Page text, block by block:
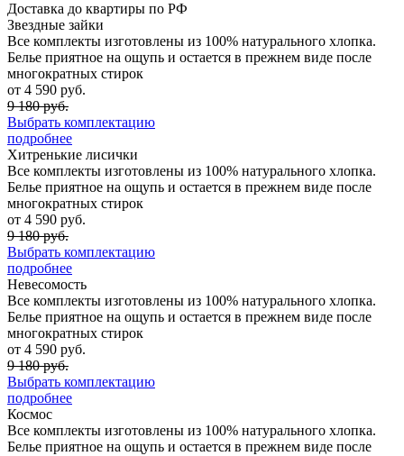
Доставка до квартиры по РФ
Звездные зайки
Все комплекты изготовлены из 100% натурального хлопка.
Белье приятное на ощупь и остается в прежнем виде после
многократных стирок
от 4 590 руб.
9 180 руб.
Выбрать комплектацию
подробнее
Хитренькие лисички
Все комплекты изготовлены из 100% натурального хлопка.
Белье приятное на ощупь и остается в прежнем виде после
многократных стирок
от 4 590 руб.
9 180 руб.
Выбрать комплектацию
подробнее
Невесомость
Все комплекты изготовлены из 100% натурального хлопка.
Белье приятное на ощупь и остается в прежнем виде после
многократных стирок
от 4 590 руб.
9 180 руб.
Выбрать комплектацию
подробнее
Космос
Все комплекты изготовлены из 100% натурального хлопка.
Белье приятное на ощупь и остается в прежнем виде после